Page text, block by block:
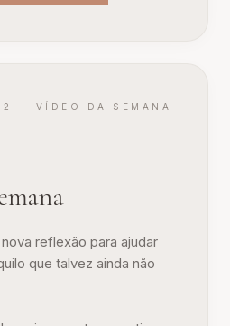
— VÍDEO DA SEMANA
reflexão para ajudar
que talvez ainda não